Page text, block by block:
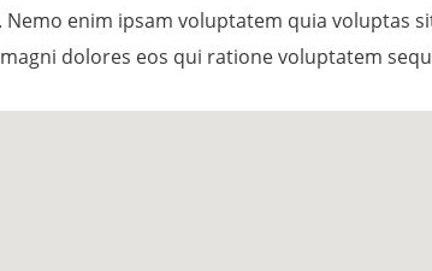
Nemo enim ipsam voluptatem quia voluptas
dolores eos qui ratione voluptatem